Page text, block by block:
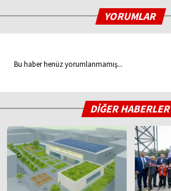
YORUMLAR
Bu haber henüz yorumlanmamış...
DİĞER HABERLER